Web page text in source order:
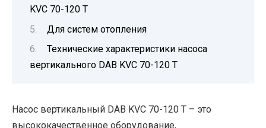
KVC 70-120 T
Для систем отопления
Технические характеристики насоса
вертикального DAB KVC 70-120 T
Насос вертикальный DAB KVC 70-120 T – это
высококачественное оборудование,